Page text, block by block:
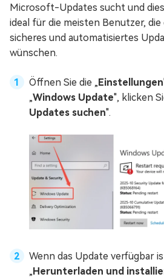
Microsoft-Updates sucht und
ideal für die meisten Benutzer,
sicheres und automatisiertes
wünschen.
Öffnen Sie die „Einstellungen
„Windows Update", klicken
Updates suchen".
Wenn das Update verfügbar
„ Herunterladen und